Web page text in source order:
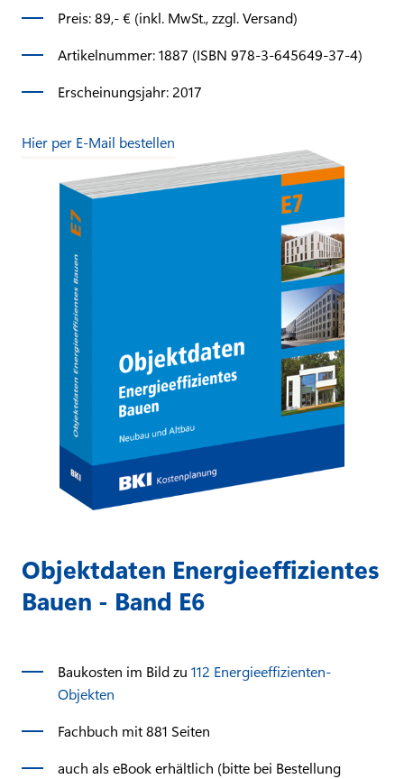
Preis: 89,- € (inkl. MwSt., zzgl. Versand)
Artikelnummer: 1887 (ISBN 978-3-645649-37-4)
Erscheinungsjahr: 2017
Hier per E-Mail bestellen
Objektdaten Energieeffizientes
Bauen - Band E6
Baukosten im Bild zu 112 Energieeffizienten-
Objekten
Fachbuch mit 881 Seiten
auch als eBook erhältlich (bitte bei Bestellung